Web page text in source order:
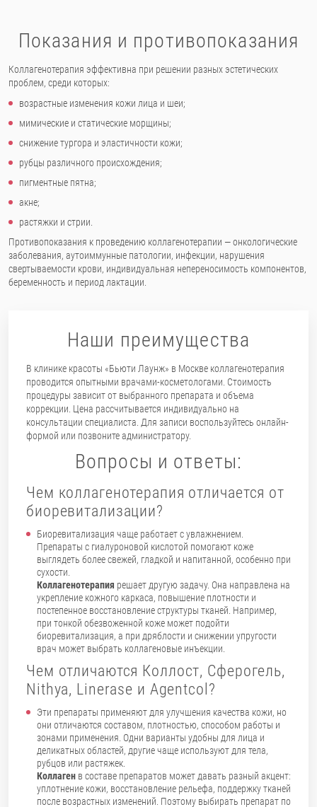
Показания и противопоказания
Коллагенотерапия эффективна при решении разных эстетических
проблем, среди которых:
возрастные изменения кожи лица и шеи;
мимические и статические морщины;
снижение тургора и эластичности кожи;
рубцы различного происхождения;
пигментные пятна;
акне;
растяжки и стрии.
Противопоказания к проведению коллагенотерапии — онкологические
заболевания, аутоиммунные патологии, инфекции, нарушения
свертываемости крови, индивидуальная непереносимость компонентов,
беременность и период лактации.
Наши преимущества
В клинике красоты «Бьюти Лаунж» в Москве коллагенотерапия
проводится опытными врачами-косметологами. Стоимость
процедуры зависит от выбранного препарата и объема
коррекции. Цена рассчитывается индивидуально на
консультации специалиста. Для записи воспользуйтесь онлайн-
формой или позвоните администратору.
Вопросы и ответы:
Чем коллагенотерапия отличается от
биоревитализации?
Биоревитализация чаще работает с увлажнением.
Препараты с гиалуроновой кислотой помогают коже
выглядеть более свежей, гладкой и напитанной, особенно при
сухости.
Коллагенотерапия решает другую задачу. Она направлена на
укрепление кожного каркаса, повышение плотности и
постепенное восстановление структуры тканей. Например,
при тонкой обезвоженной коже может подойти
биоревитализация, а при дряблости и снижении упругости
врач может выбрать коллагеновые инъекции.
Чем отличаются Коллост, Сферогель,
Nithya, Linerase и Agentcol?
Эти препараты применяют для улучшения качества кожи, но
они отличаются составом, плотностью, способом работы и
зонами применения. Одни варианты удобны для лица и
деликатных областей, другие чаще используют для тела,
рубцов или растяжек.
Коллаген в составе препаратов может давать разный акцент:
уплотнение кожи, восстановление рельефа, поддержку тканей
после возрастных изменений. Поэтому выбирать препарат по